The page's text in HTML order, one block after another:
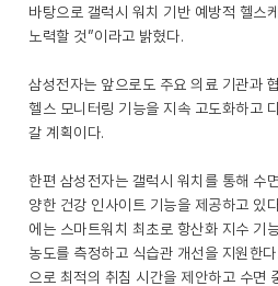
바탕으로 갤럭시 워치 기반 예방적 헬스
노력할 것”이라고 밝혔다.
삼성전자는 앞으로도 주요 의료 기관과
헬스 모니터링 기능을 지속 고도화하고
갈 계획이다.
한편 삼성전자는 갤럭시 워치를 통해 수
양한 건강 인사이트 기능을 제공하고 있
에는 스마트워치 최초로 항산화 지수 기
농도를 측정하고 식습관 개선을 지원한
으로 최적의 취침 시간을 제안하고 수면